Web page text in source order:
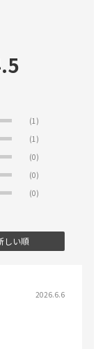
(1)
(1)
(0)
(0)
(0)
しい順
2026.6.6